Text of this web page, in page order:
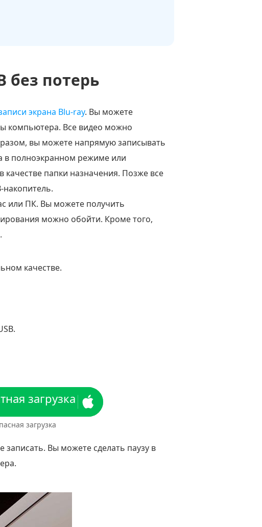
без потерь
экрана Blu-ray. Вы можете
компьютера. Все видео можно
вы можете напрямую записывать
в полноэкранном режиме или
папки назначения. Позже все
или ПК. Вы можете получить
можно обойти. Кроме того,
качестве.
загрузка
загрузка
записать. Вы можете сделать паузу в